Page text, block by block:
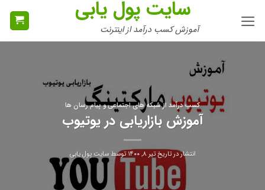
سایت پول یابی
آموزش کسب درآمد از اینترنت
کسب درآمد از شبکه های اجتماعی و پیام رسان ها
آموزش بازاریابی در یوتیوب
انتشار در تاریختیر ۸, ۱۴۰۰ توسطسایت پول یابی